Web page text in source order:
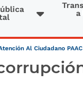
a
Al Ciudadano PAAC